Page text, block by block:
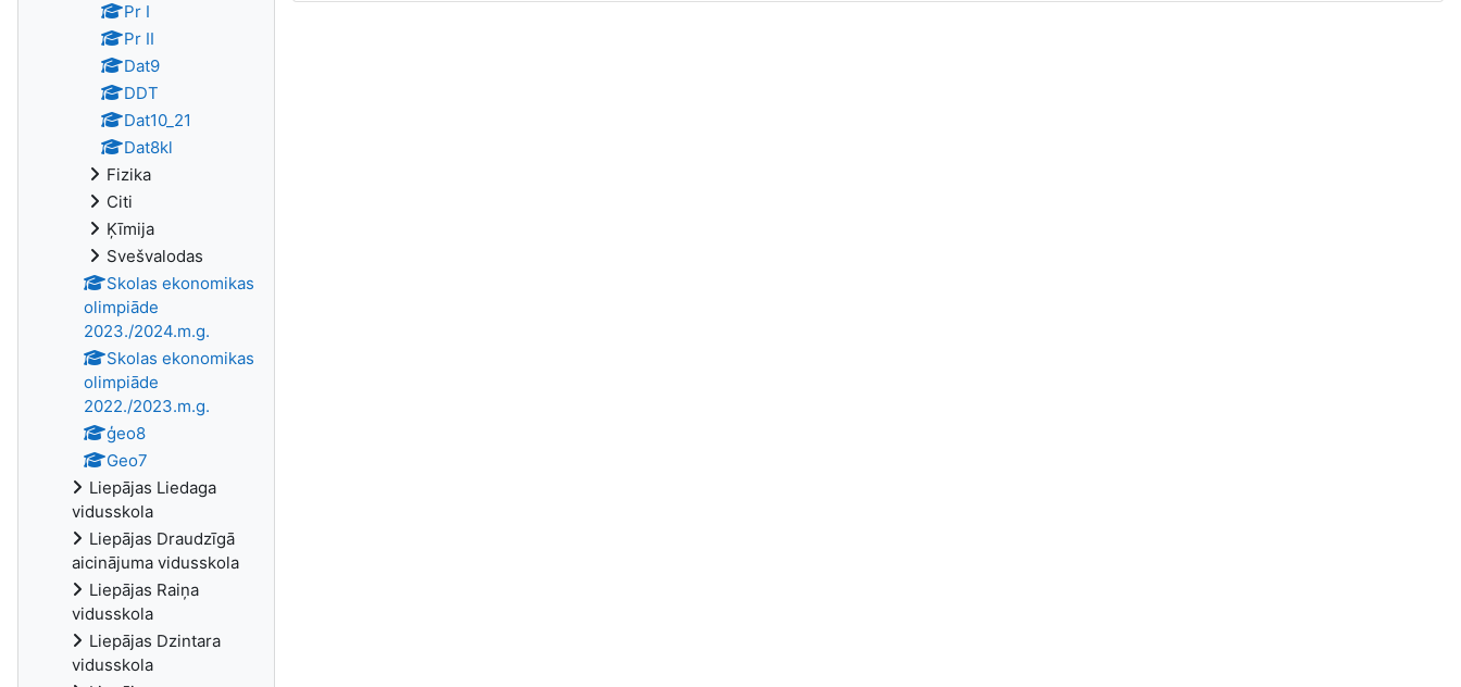
Pr I
Pr II
Dat9
DDT
Dat10_21
Dat8kl
Fizika
Citi
Ķīmija
Svešvalodas
Skolas ekonomikas
olimpiāde
2023./2024.m.g.
Skolas ekonomikas
olimpiāde
2022./2023.m.g.
ģeo8
Geo7
Liepājas Liedaga
vidusskola
Liepājas Draudzīgā
aicinājuma vidusskola
Liepājas Raiņa
vidusskola
Liepājas Dzintara
vidusskola